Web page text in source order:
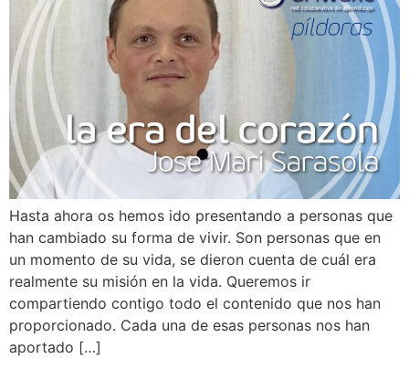
Hasta ahora os hemos ido presentando a personas que
han cambiado su forma de vivir. Son personas que en
un momento de su vida, se dieron cuenta de cuál era
realmente su misión en la vida. Queremos ir
compartiendo contigo todo el contenido que nos han
proporcionado. Cada una de esas personas nos han
aportado […]